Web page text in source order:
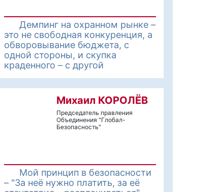
Демпинг на охранном рынке –
это не свободная конкуренция, а
обворовывание бюджета, с
одной стороны, и скупка
краденного – с другой
Михаил КОРОЛЁВ
Председатель правления
Объединения "Глобал-
Безопасность"
Мой принцип в безопасности
– "За неё нужно платить, за её